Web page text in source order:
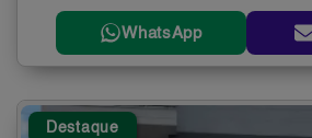
WhatsApp
Destaque